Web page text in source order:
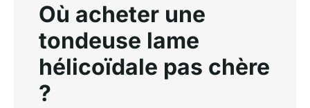
Où acheter une
tondeuse lame
hélicoïdale pas chère
?